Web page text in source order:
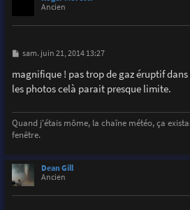
Ancien
M
s
s
a
sam. juin 21, 2014 13:27
magnifique ! pas trop de gaz éruptif
les photos celà parait presque limite.
Quand j'étais môme, la chaîne météo, ça
fenêtre.
Dean Gill
Ancien